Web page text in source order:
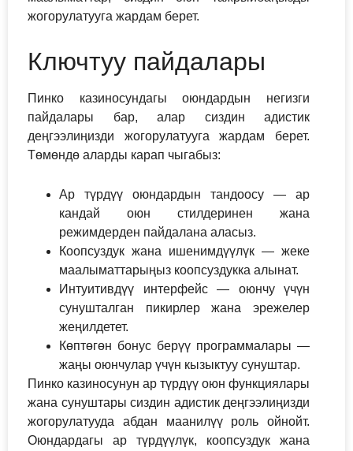
жогорулатууга жардам берет.
Ключтуу пайдалары
Пинко казиносундагы оюндардын негизги
пайдалары бар, алар сиздин адистик
деңгээлиңизди жогорулатууга жардам берет.
Төмөндө аларды карап чыгабыз:
Ар түрдүү оюндардын тандоосу — ар
кандай оюн стилдеринен жана
режимдерден пайдалана аласыз.
Коопсуздук жана ишенимдүүлүк — жеке
маалыматтарыңыз коопсуздукка алынат.
Интуитивдүү интерфейс — оюнчу үчүн
сунушталган пикирлер жана эрежелер
жеңилдетет.
Көптөгөн бонус берүү программалары —
жаңы оюнчулар үчүн кызыктуу сунуштар.
Пинко казиносунун ар түрдүү оюн функциялары
жана сунуштары сиздин адистик деңгээлиңизди
жогорулатууда абдан маанилүү роль ойнойт.
Оюндардагы ар түрдүүлүк, коопсуздук жана